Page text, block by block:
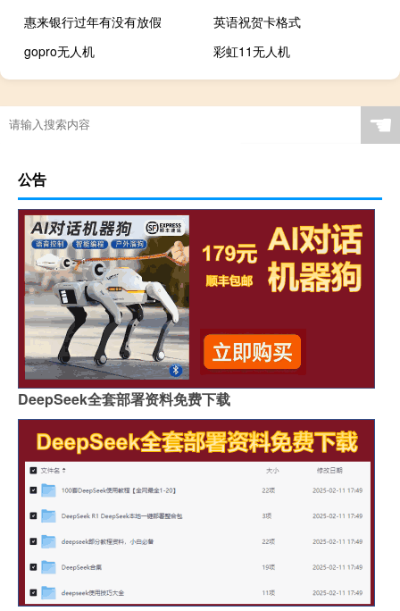
惠来银行过年有没有放假
英语祝贺卡格式
gopro无人机
彩虹11无人机
☚
公告
DeepSeek全套部署资料免费下载